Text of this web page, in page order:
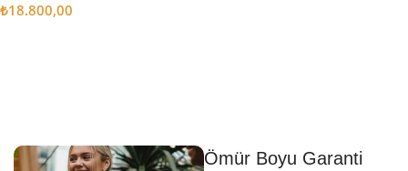
₺18.800,00
Ömür Boyu Garanti